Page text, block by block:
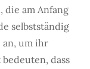
die am Anfang
selbstständig
an, um ihr
dass